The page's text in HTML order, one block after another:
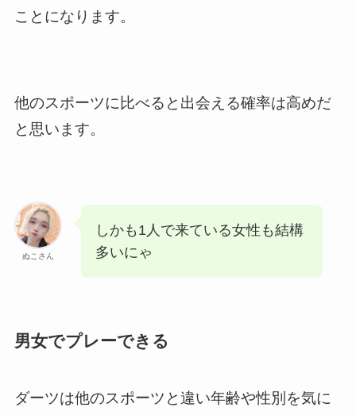
ことになります。
他のスポーツに比べると出会える確率は高めだ
と思います。
ぬこさん
しかも1人で来ている女性も結構
多いにゃ
男女でプレーできる
ダーツは他のスポーツと違い年齢や性別を気に